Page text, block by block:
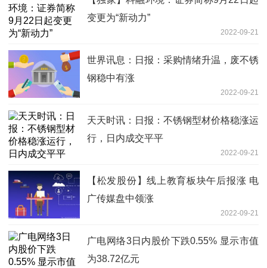
变更为“新动力”
2022-09-21
世界讯息：日报：采购情绪升温，废不锈
钢稳中有涨
2022-09-21
天天时讯：日报：不锈钢型材价格稳涨运
行，日内成交平平
2022-09-21
【松发股份】线上教育板块午后报涨 电
广传媒盘中领涨
2022-09-21
广电网络3日内股价下跌0.55% 显示市值
为38.72亿元